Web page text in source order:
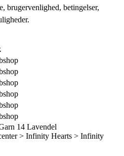
brugervenlighed, betingelser,
14 Lavendel
> Infinity Hearts > Infinity